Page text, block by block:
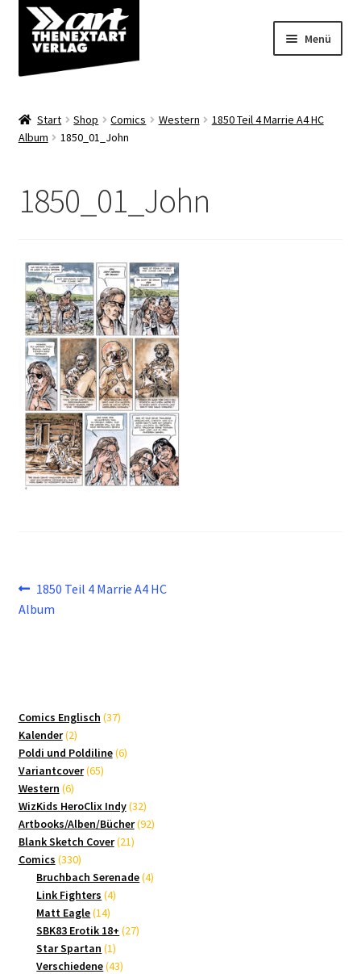
Zur
Navigation
springen
Zum
Inhalt
springen
Menü
Shop
Start Shop Comics Western
1850 Teil 4 Marrie A4 HC
Album
1850_01_John
1850_01_John
Beitragsnavigation
Vorheriger
Beitrag:
1850 Teil 4 Marrie A4 HC
Album
Comics Englisch 3737
Kalender 22
Produkte
Poldi und Poldiline 66
Variantcover 6565
Western 66
Produkte
WizKids HeroClix Indy 3232
Produkte
Artbooks/Alben/Bücher 9292
Blank Sketch Cover 2121
Comics 330330
Produkte
Bruchbach Serenade 44
Link Fighters 44
Matt Eagle 1414
Produkte
SBK83 Erotik 18+ 2727
Star Spartan 11
Produkt
Verschiedene 4343